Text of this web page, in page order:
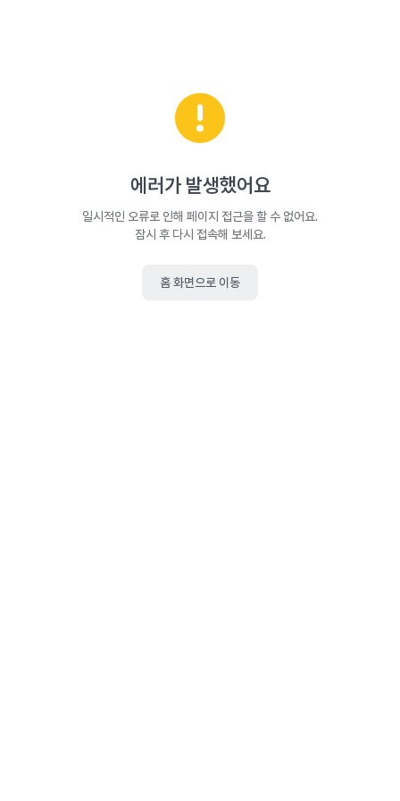
에러가 발생했어요
일시적인 오류로 인해 페이지 접근을 할 수 없어요.
잠시 후 다시 접속해 보세요.
홈 화면으로 이동